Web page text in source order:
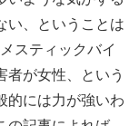
い、ということは
スティックバイ
者が女性、という
的には力が強いわ